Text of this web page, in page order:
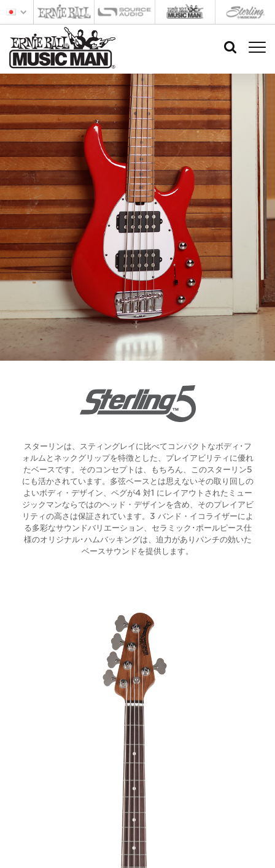
スターリンは、スティングレイに比べてコンパクトなボディ･フ
ォルムとネックグリップを特徴とした、プレイアビリティに優れ
たベースです。そのコンセプトは、もちろん、このスターリン5
にも活かされています。多弦ベースとは思えないその取り回しの
よいボディ・デザイン、ペグが4 対1 にレイアウトされたミュー
ジックマンならではのヘッド・デザインを含め、そのプレイアビ
リティの高さは保証されています。3 バンド・イコライザーによ
る多彩なサウンドバリエーション、セラミック･ポールピース仕
様のオリジナル･ハムバッキングは、迫力がありパンチの効いた
ベースサウンドを提供します。